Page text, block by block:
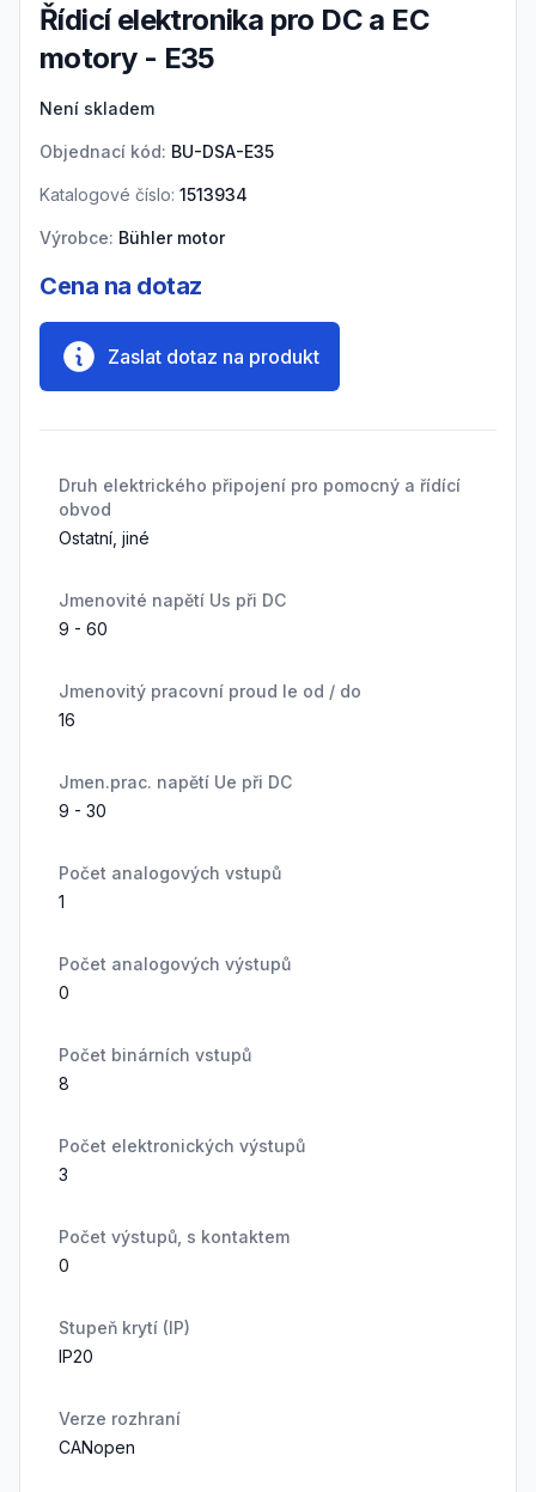
Řídicí elektronika pro DC a EC
motory - E35
Není skladem
Objednací kód: BU-DSA-E35
Katalogové číslo: 1513934
Výrobce: Bühler motor
Cena na dotaz
Zaslat dotaz na produkt
Druh elektrického připojení pro pomocný a řídící
obvod
Ostatní, jiné
Jmenovité napětí Us při DC
9 - 60
Jmenovitý pracovní proud Ie od / do
16
Jmen.prac. napětí Ue při DC
9 - 30
Počet analogových vstupů
1
Počet analogových výstupů
0
Počet binárních vstupů
8
Počet elektronických výstupů
3
Počet výstupů, s kontaktem
0
Stupeň krytí (IP)
IP20
Verze rozhraní
CANopen